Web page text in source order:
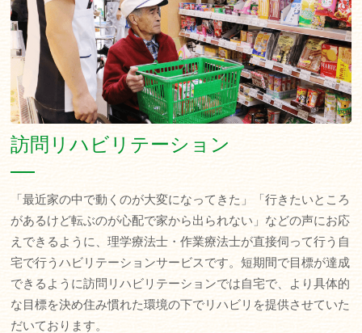
訪問リハビリテーション
「最近家の中で動くのが大変になってきた」「行きたいところ
があるけど転ぶのが心配で家から出られない」などの声にお応
えできるように、理学療法士・作業療法士が直接伺って行う自
宅で行うハビリテーションサービスです。短期間で目標が達成
できるように訪問リハビリテーションでは自宅で、より具体的
な目標を決め住み慣れた環境の下でリハビリを提供させていた
だいております。